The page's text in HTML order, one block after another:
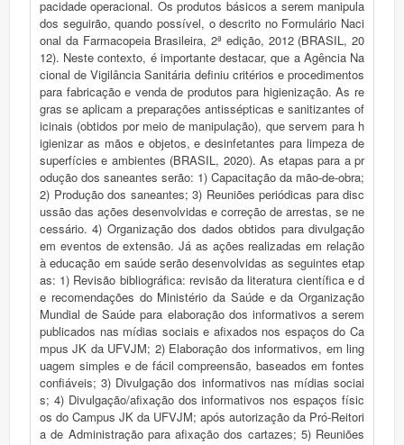
pacidade operacional. Os produtos básicos a serem manipula
dos seguirão, quando possível, o descrito no Formulário Naci
onal da Farmacopeia Brasileira, 2ª edição, 2012 (BRASIL, 20
12). Neste contexto, é importante destacar, que a Agência Na
cional de Vigilância Sanitária definiu critérios e procedimentos
para fabricação e venda de produtos para higienização. As re
gras se aplicam a preparações antissépticas e sanitizantes of
icinais (obtidos por meio de manipulação), que servem para h
igienizar as mãos e objetos, e desinfetantes para limpeza de
superfícies e ambientes (BRASIL, 2020). As etapas para a pr
odução dos saneantes serão: 1) Capacitação da mão-de-obra;
2) Produção dos saneantes; 3) Reuniões periódicas para disc
ussão das ações desenvolvidas e correção de arrestas, se ne
cessário. 4) Organização dos dados obtidos para divulgação
em eventos de extensão. Já as ações realizadas em relação
à educação em saúde serão desenvolvidas as seguintes etap
as: 1) Revisão bibliográfica: revisão da literatura científica e d
e recomendações do Ministério da Saúde e da Organização
Mundial de Saúde para elaboração dos informativos a serem
publicados nas mídias sociais e afixados nos espaços do Ca
mpus JK da UFVJM; 2) Elaboração dos informativos, em ling
uagem simples e de fácil compreensão, baseados em fontes
confiáveis; 3) Divulgação dos informativos nas mídias sociai
s; 4) Divulgação/afixação dos informativos nos espaços físic
os do Campus JK da UFVJM; após autorização da Pró-Reitori
a de Administração para afixação dos cartazes; 5) Reuniões